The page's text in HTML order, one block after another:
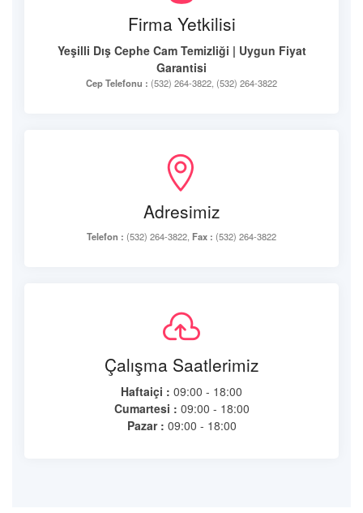
Firma Yetkilisi
Yeşilli Dış Cephe Cam Temizliği | Uygun Fiyat
Garantisi
Cep Telefonu : (532) 264-3822, (532) 264-3822
Adresimiz
Telefon : (532) 264-3822, Fax : (532) 264-3822
Çalışma Saatlerimiz
Haftaiçi : 09:00 - 18:00
Cumartesi : 09:00 - 18:00
Pazar : 09:00 - 18:00